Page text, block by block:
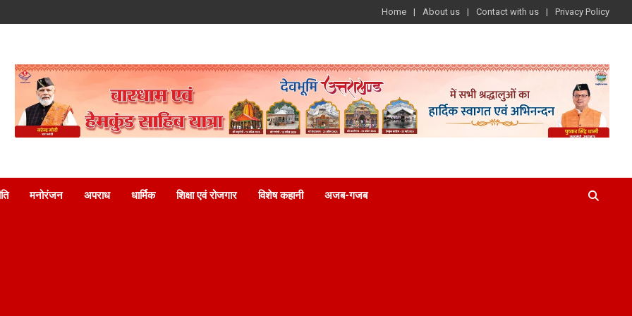
Home About us Contact with us Privacy Policy
मनोरंजन अपराध धार्मिक शिक्षा एवं रोजगार विशेष कहानी अजब-गजब